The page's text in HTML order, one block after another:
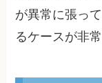
が異常に張っ
るケースが非